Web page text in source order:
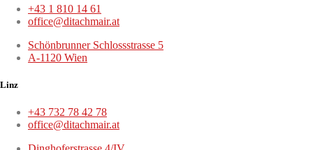
+43 1 810 14 61
office@ditachmair.at
Schönbrunner Schlossstrasse 5
A-1120 Wien
Linz
+43 732 78 42 78
office@ditachmair.at